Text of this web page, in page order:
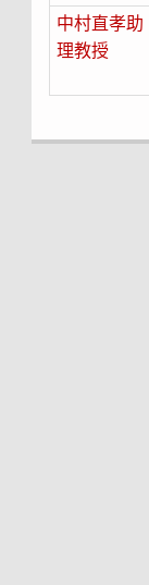
中村直孝助
理教授